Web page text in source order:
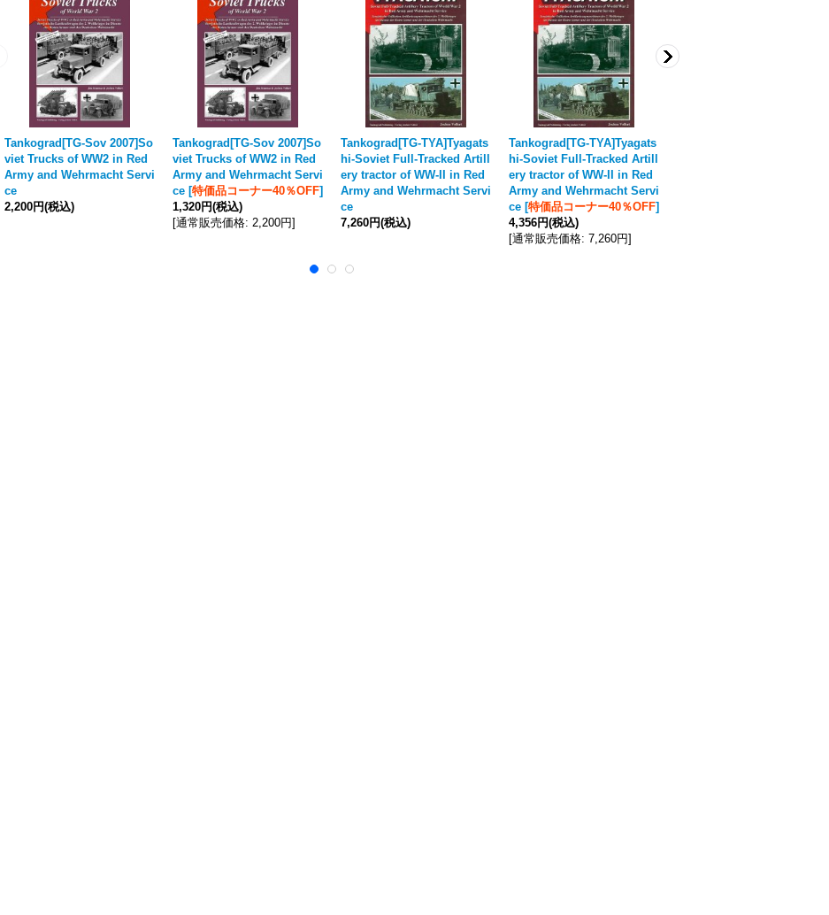
Tankograd[TG-Sov 2007]So
viet Trucks of WW2 in Red
Army and Wehrmacht Servi
ce
2,200円(税込)
Tankograd[TG-Sov 2007]So
viet Trucks of WW2 in Red
Army and Wehrmacht Servi
ce [特価品コーナー40％OFF]
1,320円(税込)
[通常販売価格: 2,200円]
Tankograd[TG-TYA]Tyagats
hi-Soviet Full-Tracked Artill
ery tractor of WW-II in Red
Army and Wehrmacht Servi
ce
7,260円(税込)
Tankograd[TG-TYA]Tyagats
hi-Soviet Full-Tracked Artill
ery tractor of WW-II in Red
Army and Wehrmacht Servi
ce [特価品コーナー40％OFF]
4,356円(税込)
[通常販売価格: 7,260円]